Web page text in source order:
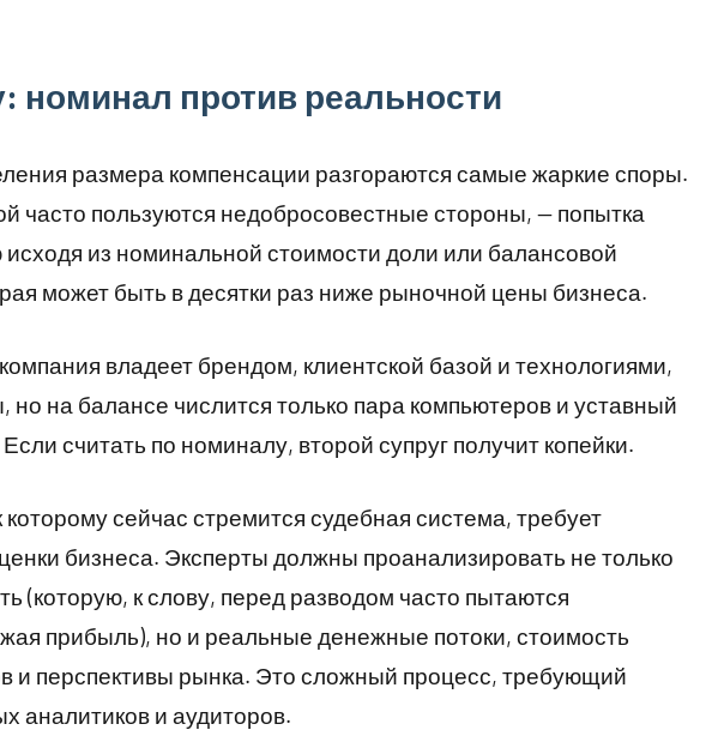
номинал против реальности
размера компенсации разгораются самые жаркие споры.
часто пользуются недобросовестные стороны, — попытка
из номинальной стоимости доли или балансовой
может быть в десятки раз ниже рыночной цены бизнеса.
владеет брендом, клиентской базой и технологиями,
на балансе числится только пара компьютеров и уставный
считать по номиналу, второй супруг получит копейки.
сейчас стремится судебная система, требует
бизнеса. Эксперты должны проанализировать не только
(которую, к слову, перед разводом часто пытаются
прибыль), но и реальные денежные потоки, стоимость
и перспективы рынка. Это сложный процесс, требующий
аналитиков и аудиторов.